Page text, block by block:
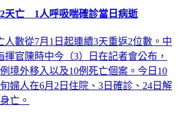
天亡 1人呼吸喘確診當日病逝
人數從7月1日起連續3天重返2位數。中
官陳時中今（3）日在記者會公布，
境外移入以及10例死亡個案。今日10
婦人在6月2日住院、3日確診、24日解
亡。